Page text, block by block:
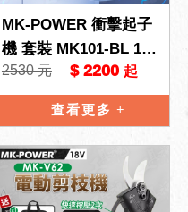
MK-POWER 衝擊起子
機 套裝 MK101-BL 12V
起子機 家裝工具 MK p
ower 電
2530 元 $ 2200 起
查看更多